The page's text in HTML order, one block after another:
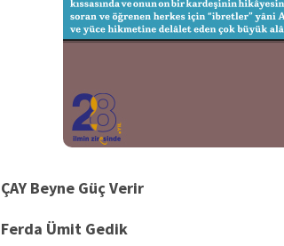
ÇAY Beyne Güç Verir
Ferda Ümit Gedik